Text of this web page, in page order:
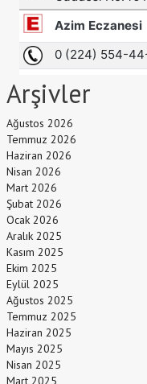
Arşivler
Ağustos 2026
Temmuz 2026
Haziran 2026
Nisan 2026
Mart 2026
Şubat 2026
Ocak 2026
Aralık 2025
Kasım 2025
Ekim 2025
Eylül 2025
Ağustos 2025
Temmuz 2025
Haziran 2025
Mayıs 2025
Nisan 2025
Mart 2025